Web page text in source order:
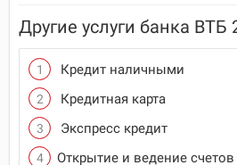
Другие услуги банка ВТБ
Кредит наличными
Кредитная карта
Экспресс кредит
Открытие и ведение